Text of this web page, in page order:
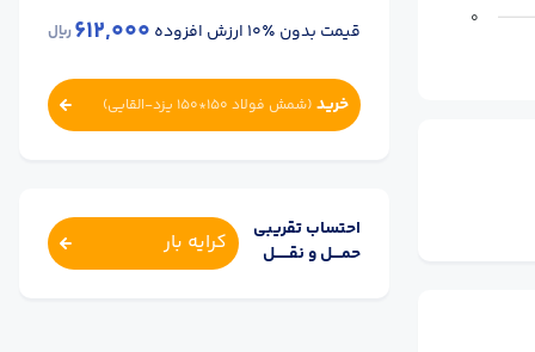
0
قیمت بدون ٪۱۰ ارزش افزوده 612,000ریال
خرید (شمش فولاد 150*150 یزد-القایی )
احتساب تقریبی
حمــــل و نقــــــل
کرایه بار